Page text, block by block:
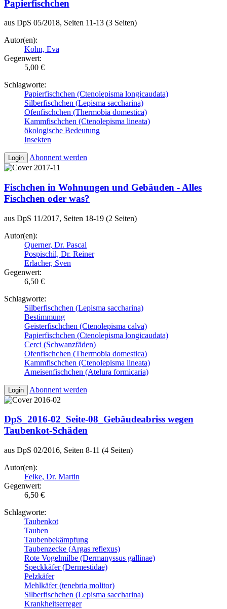
Papierfischchen
aus DpS 05/2018, Seiten 11-13 (3 Seiten)
Autor(en):
Kohn, Eva
Gegenwert:
5,00 €
Schlagworte:
Papierfischchen (Ctenolepisma longicaudata)
Silberfischchen (Lepisma saccharina)
Ofenfischchen (Thermobia domestica)
Kammfischchen (Ctenolepisma lineata)
ökologische Bedeutung
Insekten
Login Abonnent werden
Fischchen in Wohnungen und Gebäuden - Alles
Fischchen oder was?
aus DpS 11/2017, Seiten 18-19 (2 Seiten)
Autor(en):
Querner, Dr. Pascal
Pospischil, Dr. Reiner
Erlacher, Sven
Gegenwert:
6,50 €
Schlagworte:
Silberfischchen (Lepisma saccharina)
Bestimmung
Geisterfischchen (Ctenolepisma calva)
Papierfischchen (Ctenolepisma longicaudata)
Cerci (Schwanzfäden)
Ofenfischchen (Thermobia domestica)
Kammfischchen (Ctenolepisma lineata)
Ameisenfischchen (Atelura formicaria)
Login Abonnent werden
DpS_2016-02_Seite-08_Gebäudeabriss wegen
Taubenkot-Schäden
aus DpS 02/2016, Seiten 8-11 (4 Seiten)
Autor(en):
Felke, Dr. Martin
Gegenwert:
6,50 €
Schlagworte:
Taubenkot
Tauben
Taubenbekämpfung
Taubenzecke (Argas reflexus)
Rote Vogelmilbe (Dermanyssus gallinae)
Speckkäfer (Dermestidae)
Pelzkäfer
Mehlkäfer (tenebria molitor)
Silberfischchen (Lepisma saccharina)
Krankheitserreger